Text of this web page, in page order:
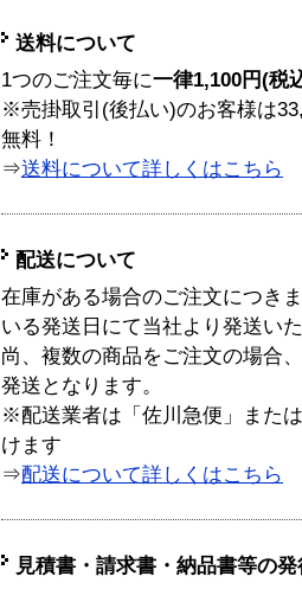
送料について
1つのご注文毎に一律1,100円(税
※売掛取引(後払い)のお客様は
無料！
⇒送料について詳しくはこちら
配送について
在庫がある場合のご注文につき
いる発送日にて当社より発送い
尚、複数の商品をご注文の場合
発送となります。
※配送業者は「佐川急便」また
けます
⇒配送について詳しくはこちら
見積書・請求書・納品書等の